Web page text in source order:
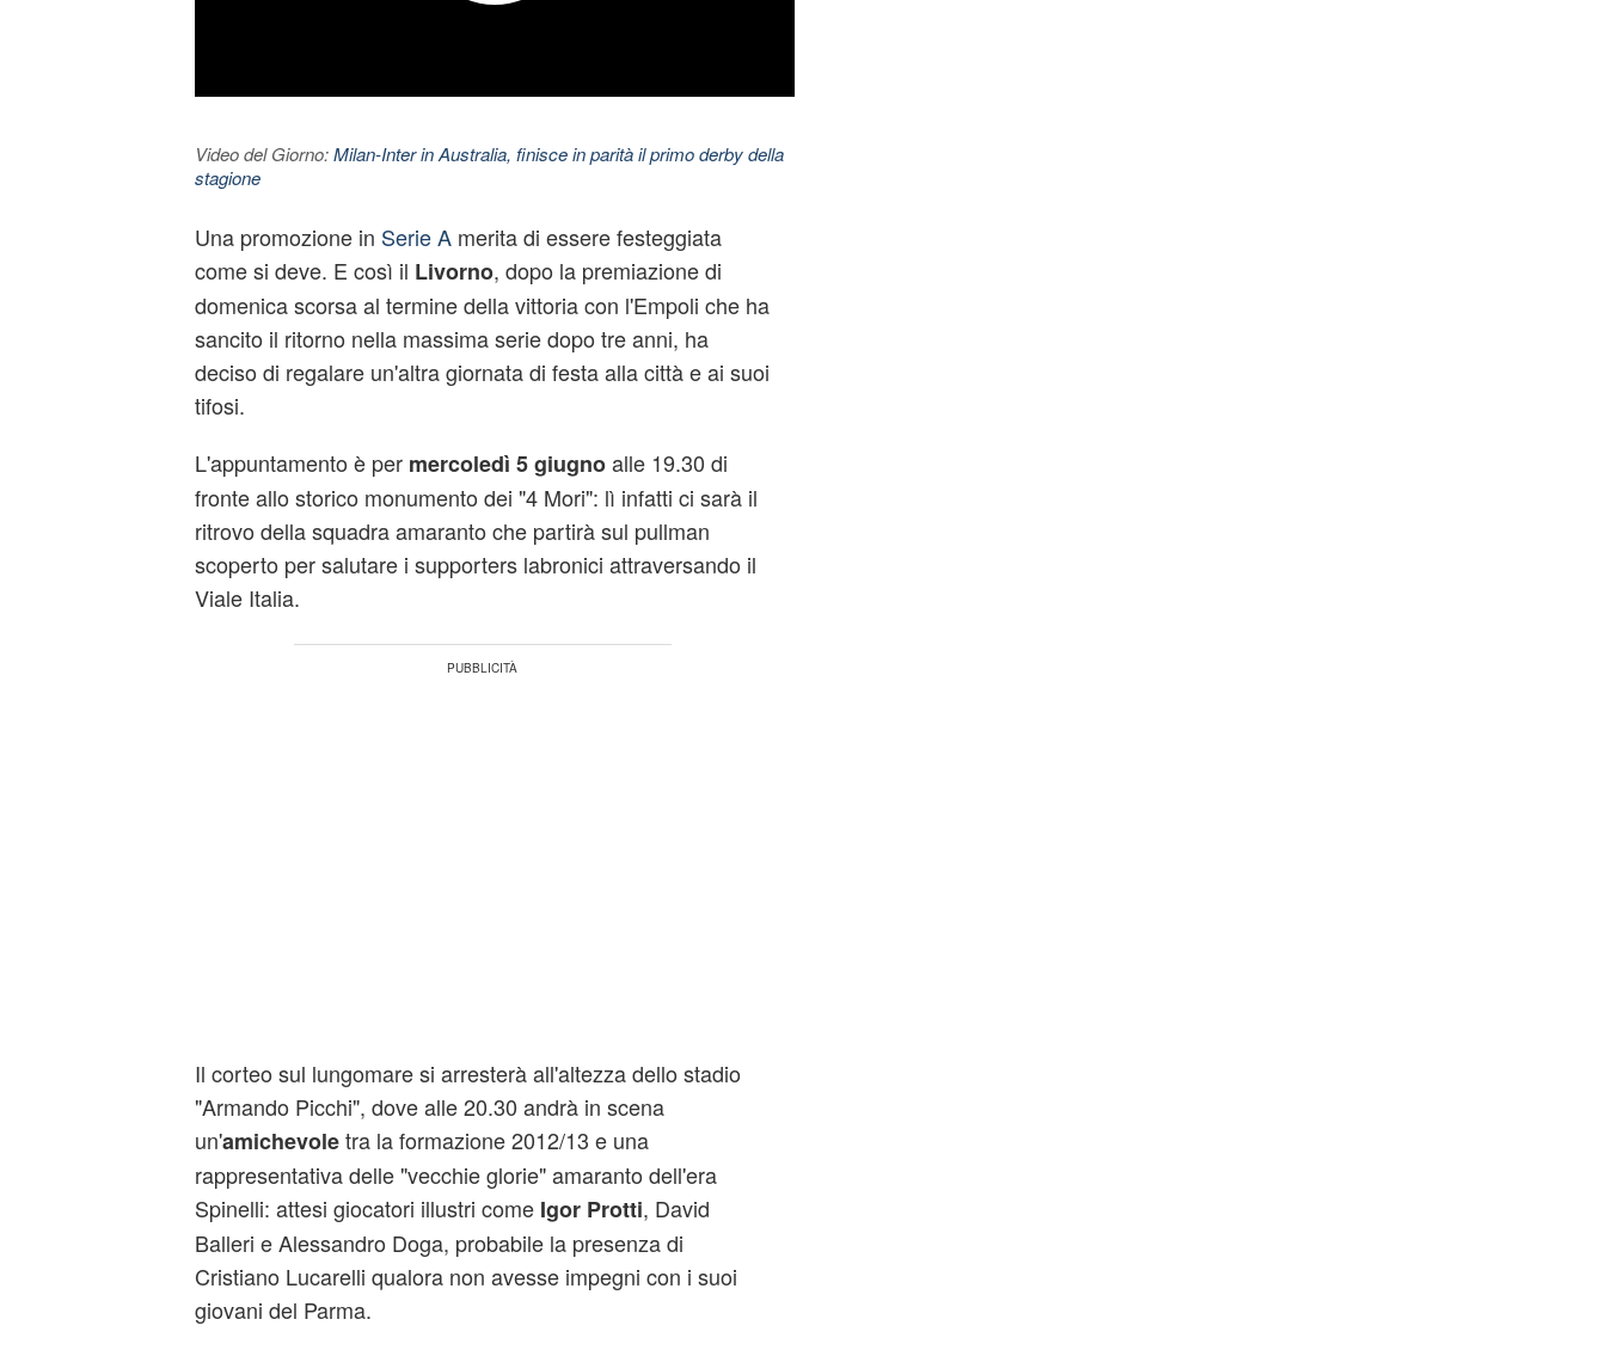
Video del Giorno:Milan-Inter in Australia, finisce in parità il primo derby della
stagione
Una promozione in Serie Amerita di essere festeggiata
come si deve. E così il Livorno, dopo la premiazione di
domenica scorsa al termine della vittoria con l'Empoli che ha
sancito il ritorno nella massima serie dopo tre anni, ha
deciso di regalare un'altra giornata di festa alla città e ai suoi
tifosi.
L'appuntamento è per mercoledì 5 giugnoalle 19.30 di
fronte allo storico monumento dei "4 Mori": lì infatti ci sarà il
ritrovo della squadra amaranto che partirà sul pullman
scoperto per salutare i supporters labronici attraversando il
Viale Italia.
Il corteo sul lungomare si arresterà all'altezza dello stadio
"Armando Picchi", dove alle 20.30 andrà in scena
un'amichevoletra la formazione 2012/13 e una
rappresentativa delle "vecchie glorie" amaranto dell'era
Spinelli: attesi giocatori illustri come Igor Protti, David
Balleri e Alessandro Doga, probabile la presenza di
Cristiano Lucarelli qualora non avesse impegni con i suoi
giovani del Parma.